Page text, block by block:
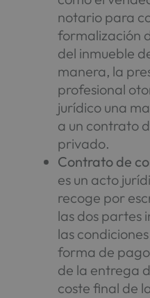
notario para
formalización
del inmueble
manera, la
profesional
jurídico una
a un contrato
privado.
Contrato de
es un acto
recoge por
las dos partes
las
forma de
de la entrega
coste final de